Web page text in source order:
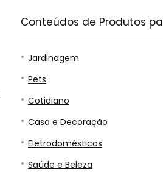
Conteúdos de Produtos
Jardinagem
Pets
Cotidiano
Casa e Decoração
Eletrodomésticos
Saúde e Beleza